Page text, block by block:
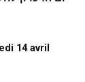
14 avril